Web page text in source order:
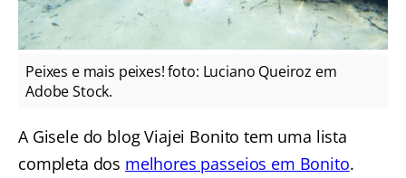
Peixes e mais peixes! foto: Luciano Queiroz em
Adobe Stock.
A Gisele do blog Viajei Bonito tem uma lista
completa dos melhores passeios em Bonito.